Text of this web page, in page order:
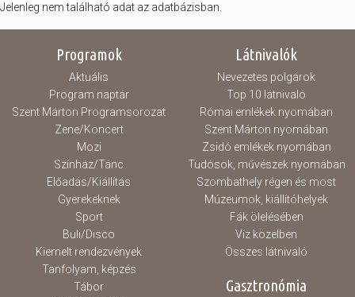
Hasznos
Jelenleg nem található adat az adatbázisban.
Programok
Aktuális
Program naptár
Szent Márton Programsorozat
Zene/Koncert
Mozi
Színház/Tánc
Előadás/Kiállítás
Gyerekeknek
Sport
Buli/Disco
Kiemelt rendezvények
Tanfolyam, képzés
Tábor
Látnivalók
Nevezetes polgárok
Top 10 látnivaló
Római emlékek nyomában
Szent Márton nyomában
Zsidó emlékek nyomában
Tudósok, művészek nyomában
Szombathely régen és most
Múzeumok, kiállítóhelyek
Fák ölelésében
Víz közelben
Összes látnivaló
Gasztronómia